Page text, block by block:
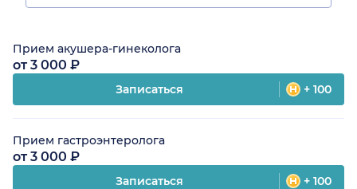
Прием акушера-гинеколога
от 3 000 ₽
Записаться + 100
Прием гастроэнтеролога
от 3 000 ₽
Записаться + 100